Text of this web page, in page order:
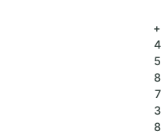
+
4
5
8
7
3
8